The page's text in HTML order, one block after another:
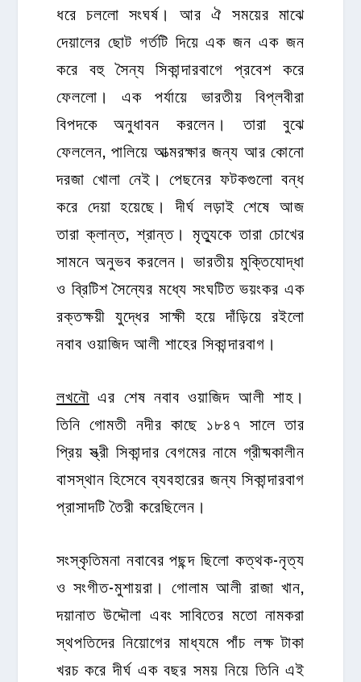
ধরে চললো সংঘর্ষ। আর ঐ সময়ের মাঝে
দেয়ালের ছোট গর্তটি দিয়ে এক জন এক জন
করে বহু সৈন্য সিকান্দারবাগে প্রবেশ করে
ফেললো। এক পর্যায়ে ভারতীয় বিপ্লবীরা
বিপদকে অনুধাবন করলেন। তারা বুঝে
ফেললেন, পালিয়ে আত্মরক্ষার জন্য আর কোনো
দরজা খোলা নেই। পেছনের ফটকগুলো বন্ধ
করে দেয়া হয়েছে। দীর্ঘ লড়াই শেষে আজ
তারা ক্লান্ত, শ্রান্ত। মৃত্যুকে তারা চোখের
সামনে অনুভব করলেন। ভারতীয় মুক্তিযোদ্ধা
ও ব্রিটিশ সৈন্যের মধ্যে সংঘটিত ভয়ংকর এক
রক্তক্ষয়ী যুদ্ধের সাক্ষী হয়ে দাঁড়িয়ে রইলো
নবাব ওয়াজিদ আলী শাহের সিকান্দারবাগ।
লখনৌএর শেষ নবাব ওয়াজিদ আলী শাহ।
তিনি গোমতী নদীর কাছে ১৮৪৭ সালে তার
প্রিয় স্ত্রী সিকান্দার বেগমের নামে গ্রীষ্মকালীন
বাসস্থান হিসেবে ব্যবহারের জন্য সিকান্দারবাগ
প্রাসাদটি তৈরী করেছিলেন।
সংস্কৃতিমনা নবাবের পছন্দ ছিলো কত্থক-নৃত্য
ও সংগীত-মুশায়রা। গোলাম আলী রাজা খান,
দয়ানাত উদ্দৌলা এবং সাবিতের মতো নামকরা
স্থপতিদের নিয়োগের মাধ্যমে পাঁচ লক্ষ টাকা
খরচ করে দীর্ঘ এক বছর সময় নিয়ে তিনি এই